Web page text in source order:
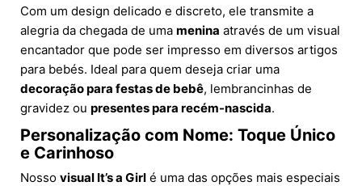
Com um design delicado e discreto, ele transmite a
alegria da chegada de uma menina através de um visual
encantador que pode ser impresso em diversos artigos
para bebés. Ideal para quem deseja criar uma
decoração para festas de bebê, lembrancinhas de
gravidez ou presentes para recém-nascida.
Personalização com Nome: Toque Único
e Carinhoso
Nosso visual It’s a Girl é uma das opções mais especiais